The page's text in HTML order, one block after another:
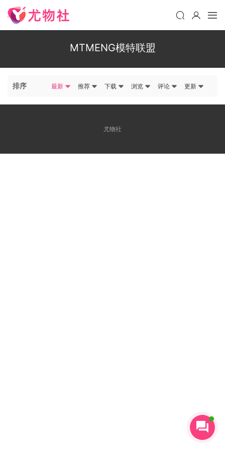
MTMENG模特联盟
排序 最新 推荐 下载 浏览 评论 更新
尤物社